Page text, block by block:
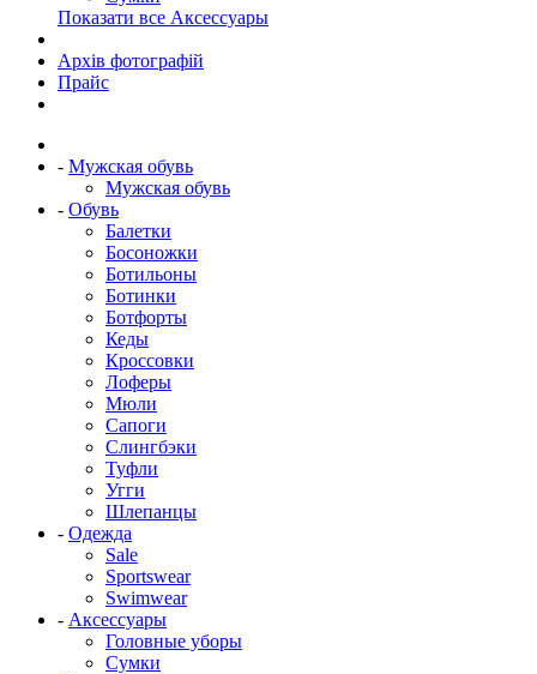
Показати все Аксессуары
Архів фотографій
Прайс
- Мужская обувь
Мужская обувь
- Обувь
Балетки
Босоножки
Ботильоны
Ботинки
Ботфорты
Кеды
Кроссовки
Лоферы
Мюли
Сапоги
Слингбэки
Туфли
Угги
Шлепанцы
- Одежда
Sale
Sportswear
Swimwear
- Аксессуары
Головные уборы
Сумки